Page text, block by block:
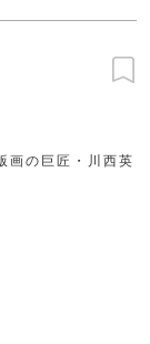
画の巨匠・川西英